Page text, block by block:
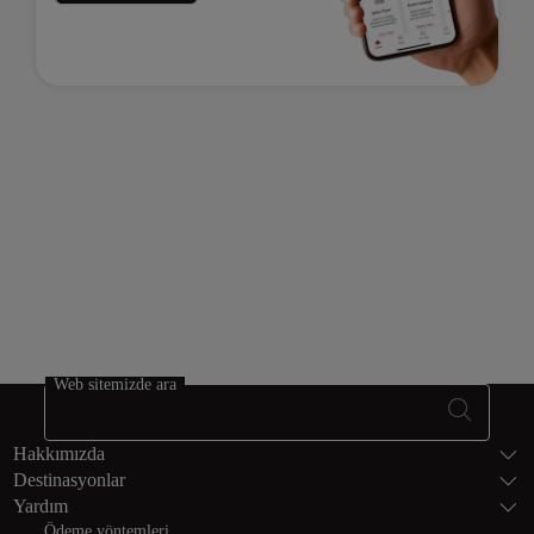
Altbilgi Site
Web sitemizde ara
Hakkımızda
Destinasyonlar
Yardım